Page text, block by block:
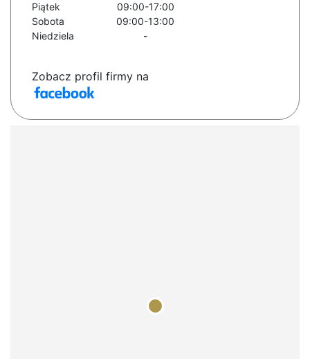
Piątek
09:00-17:00
Sobota
09:00-13:00
Niedziela
-
Zobacz profil firmy na